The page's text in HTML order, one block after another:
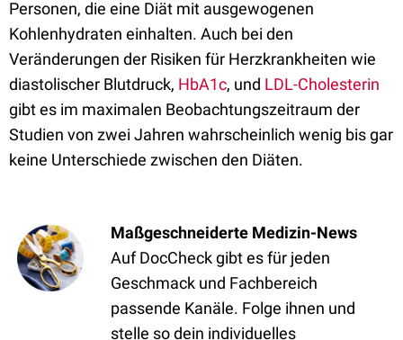
Personen, die eine Diät mit ausgewogenen
Kohlenhydraten einhalten. Auch bei den
Veränderungen der Risiken für Herzkrankheiten wie
diastolischer Blutdruck, HbA1c, und LDL-Cholesterin
gibt es im maximalen Beobachtungszeitraum der
Studien von zwei Jahren wahrscheinlich wenig bis gar
keine Unterschiede zwischen den Diäten.
Maßgeschneiderte Medizin-News
Auf DocCheck gibt es für jeden
Geschmack und Fachbereich
passende Kanäle. Folge ihnen und
stelle so dein individuelles